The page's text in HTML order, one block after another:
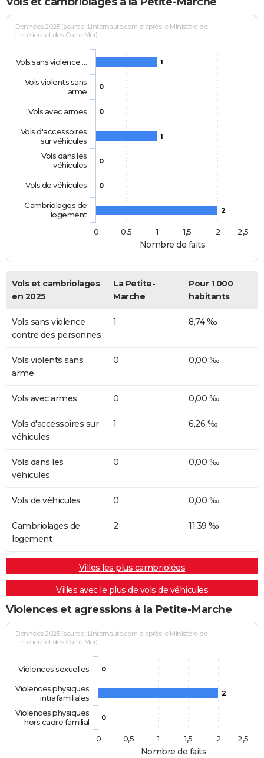
Nombre de faits
Données 2025 (source : Linternaute.com d'après le Ministère de
l'Intérieur et des Outre-Mer)
1
0
0
1
0
0
2
Vols sans violence …
Vols violents sans
arme
Vols avec armes
Vols d'accessoires
sur véhicules
Vols dans les
véhicules
Vols de véhicules
Cambriolages de
logement
0
0,5 1 1,5 2 2,5
Vols et cambriolages
en 2025
La Petite-
Marche
Pour 1 000
habitants
Vols sans violence
contre des personnes
1 8,74 ‰
Vols violents sans
arme
0 0,00 ‰
Vols avec armes 0 0,00 ‰
Vols d'accessoires sur
véhicules
1 6,26 ‰
Vols dans les
véhicules
0 0,00 ‰
Vols de véhicules 0 0,00 ‰
Cambriolages de
logement
2 11,39 ‰
Villes les plus cambriolées
Villes avec le plus de vols de véhicules
Violences et agressions à la Petite-Marche
Nombre de faits
Données 2025 (source : Linternaute.com d'après le Ministère de
l'Intérieur et des Outre-Mer)
0
2
0
Violences sexuelles
Violences physiques
intrafamiliales
Violences physiques
hors cadre familial
0
0,5 1 1,5 2 2,5